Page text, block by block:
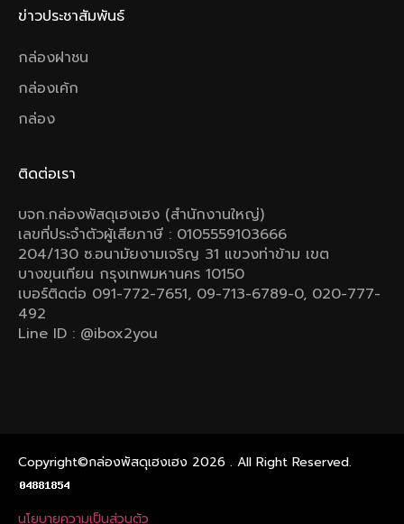
ข่าวประชาสัมพันธ์
กล่องฝาชน
กล่องเค้ก
กล่อง
ติดต่อเรา
บจก.กล่องพัสดุเฮงเฮง (สำนักงานใหญ่)
เลขที่ประจำตัวผู้เสียภาษี : 0105559103666
204/130 ซ.อนามัยงามเจริญ 31 แขวงท่าข้าม เขต
บางขุนเทียน กรุงเทพมหานคร 10150
เบอร์ติดต่อ 091-772-7651, 09-713-6789-0, 020-777-
492
Line ID : @ibox2you
Copyright©กล่องพัสดุเฮงเฮง 2026 . All Right Reserved.
นโยบายความเป็นส่วนตัว